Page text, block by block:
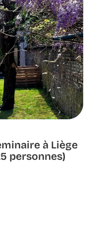
à Liège
personnes)